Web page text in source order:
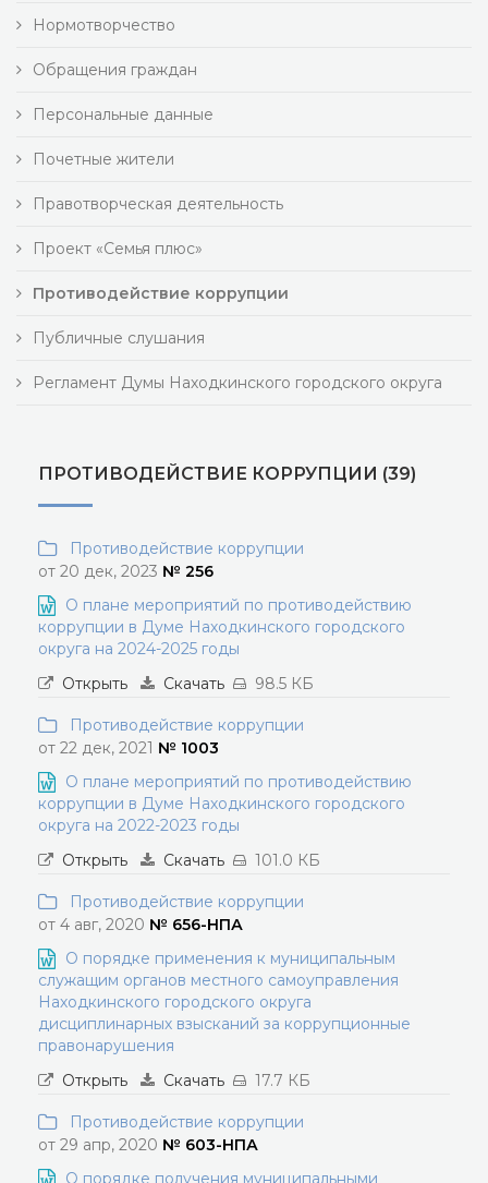
Нормотворчество
Обращения граждан
Персональные данные
Почетные жители
Правотворческая деятельность
Проект «Семья плюс»
Противодействие коррупции
Публичные слушания
Регламент Думы Находкинского городского округа
ПРОТИВОДЕЙСТВИЕ КОРРУПЦИИ (39)
Противодействие коррупции
от 20 дек, 2023 № 256
О плане мероприятий по противодействию
коррупции в Думе Находкинского городского
округа на 2024-2025 годы
Открыть
Скачать 98.5 КБ
Противодействие коррупции
от 22 дек, 2021 № 1003
О плане мероприятий по противодействию
коррупции в Думе Находкинского городского
округа на 2022-2023 годы
Открыть
Скачать 101.0 КБ
Противодействие коррупции
от 4 авг, 2020 № 656-НПА
О порядке применения к муниципальным
служащим органов местного самоуправления
Находкинского городского округа
дисциплинарных взысканий за коррупционные
правонарушения
Открыть
Скачать 17.7 КБ
Противодействие коррупции
от 29 апр, 2020 № 603-НПА
О порядке получения муниципальными